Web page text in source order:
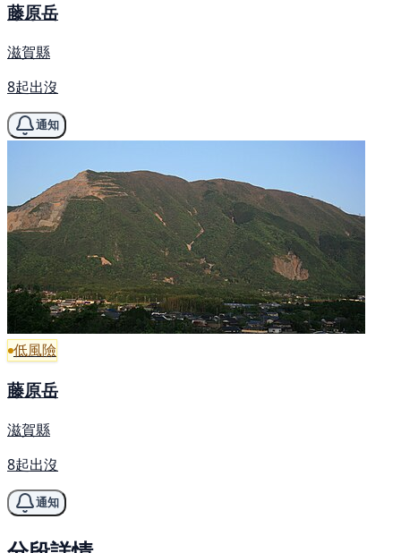
藤原岳
滋賀縣
8起出沒
通知
低風險
藤原岳
滋賀縣
8起出沒
通知